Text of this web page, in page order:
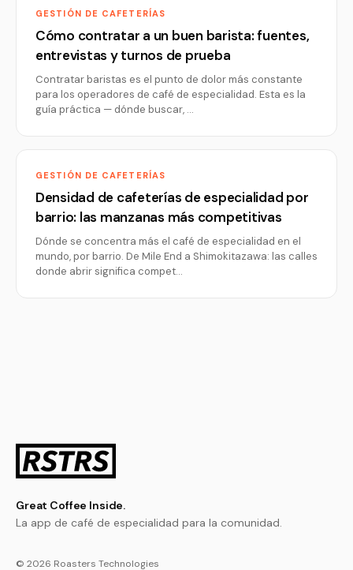
GESTIÓN DE CAFETERÍAS
Cómo contratar a un buen barista: fuentes,
entrevistas y turnos de prueba
Contratar baristas es el punto de dolor más constante
para los operadores de café de especialidad. Esta es la
guía práctica — dónde buscar, …
GESTIÓN DE CAFETERÍAS
Densidad de cafeterías de especialidad por
barrio: las manzanas más competitivas
Dónde se concentra más el café de especialidad en el
mundo, por barrio. De Mile End a Shimokitazawa: las calles
donde abrir significa compet…
Great Coffee Inside.
La app de café de especialidad para la comunidad.
© 2026 Roasters Technologies